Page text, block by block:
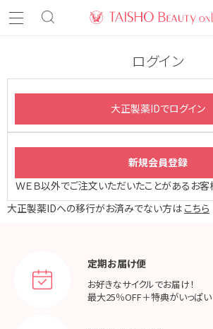
ログイン
ＷＥＢ以外でご注文いただいたことがあるお
大正製薬IDへの移行がお済みでない方は こちら
定期お届け便
お好きなサイクルでお届け！
最大25％OFF＋特典がいっぱい